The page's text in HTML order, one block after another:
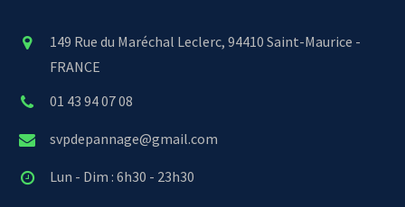
149 Rue du Maréchal Leclerc, 94410 Saint-Maurice -
FRANCE
01 43 94 07 08
svpdepannage@gmail.com
Lun - Dim : 6h30 - 23h30